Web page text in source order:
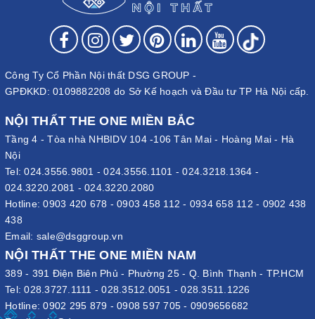
Công Ty Cổ Phần Nội thất DSG GROUP -
GPĐKKD: 0109882208 do Sở Kế hoạch và Đầu tư TP Hà Nội cấp.
NỘI THẤT THE ONE MIỀN BẮC
Tầng 4 - Tòa nhà NHBIDV 104 -106 Tân Mai - Hoàng Mai - Hà
Nội
Tel:024.3556.9801 -024.3556.1101 -024.3218.1364 -
024.3220.2081 - 024.3220.2080
Hotline:0903 420 678 - 0903 458 112 - 0934 658 112 - 0902 438
438
Email: sale@dsggroup.vn
NỘI THẤT THE ONE MIỀN NAM
389 - 391 Điện Biên Phủ - Phường 25 - Q. Bình Thạnh - TP.HCM
Tel:028.3727.1111 -028.3512.0051 -028.3511.1226
Hotline:0902 295 879 - 0908 597 705 - 0909656682